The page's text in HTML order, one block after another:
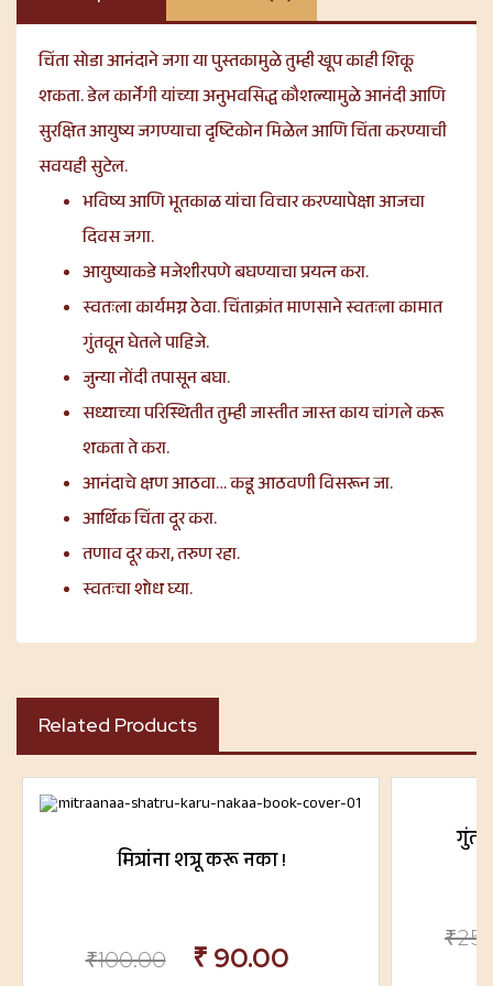
चिंता सोडा आनंदाने जगा या पुस्तकामुळे तुम्ही खूप काही शिकू
शकता. डेल कार्नेगी यांच्या अनुभवसिद्ध कौशल्यामुळे आनंदी आणि
सुरक्षित आयुष्य जगण्याचा दृष्टिकोन मिळेल आणि चिंता करण्याची
सवयही सुटेल.
भविष्य आणि भूतकाळ यांचा विचार करण्यापेक्षा आजचा
दिवस जगा.
आयुष्याकडे मजेशीरपणे बघण्याचा प्रयत्न करा.
स्वतःला कार्यमग्न ठेवा. चिंताक्रांत माणसाने स्वतःला कामात
गुंतवून घेतले पाहिजे.
जुन्या नोंदी तपासून बघा.
सध्याच्या परिस्थितीत तुम्ही जास्तीत जास्त काय चांगले करू
शकता ते करा.
आनंदाचे क्षण आठवा… कडू आठवणी विसरून जा.
आर्थिक चिंता दूर करा.
तणाव दूर करा, तरुण रहा.
स्वतःचा शोध घ्या.
Related Products
मित्रांना शत्रू करू नका !
₹100.00 ₹ 90.00
₹